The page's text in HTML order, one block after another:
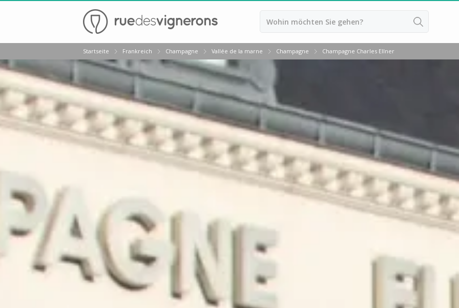
Weingüter & Weinprobe Epernay
Weingüter & Weinprobe Reims
Weingüter & Weinprobe Troyes
Weingüter & Weinprobe Bordeaux
Weingüter & Weinprobe Beaujolais
Weingüter & Weinprobe Burgund
Champagnerhäuser & Verkostungen Champagner
Weingüter & Weinprobe Corse
Destillerien & Weinkeller Cognac
Destillerien & Weinkeller Calvados
Weingüter & Weinprobe Elsass
Weingüter & Weinprobe Jura
Weingüter & Weinprobe Languedoc Roussillon
Startseite Frankreich Champagne Vallée de la marne Champagne Champagne Charles Ellner